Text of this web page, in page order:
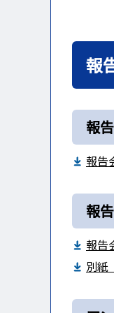
報
報
報告
報
報告
別紙